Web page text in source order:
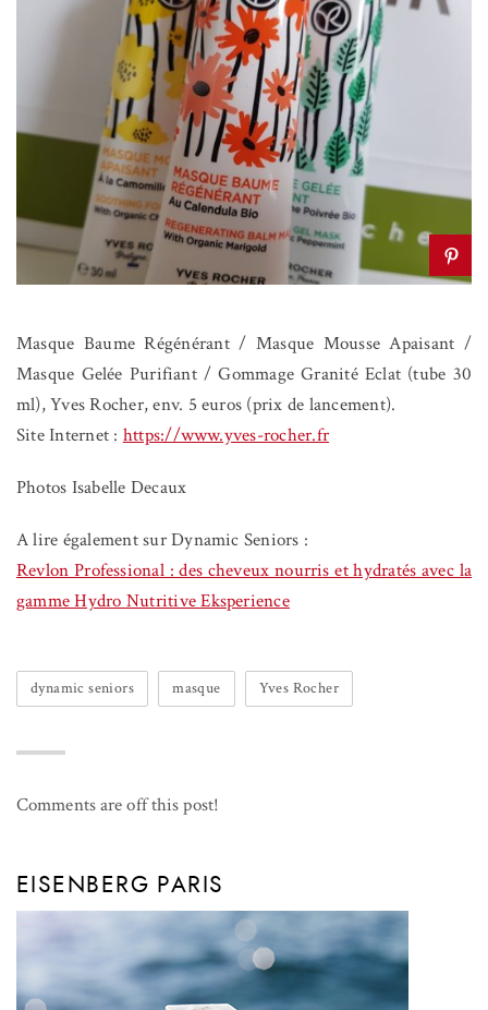
Masque Baume Régénérant / Masque Mousse Apaisant /
Masque Gelée Purifiant / Gommage Granité Eclat (tube 30
ml), Yves Rocher, env. 5 euros (prix de lancement).
Site Internet : https://www.yves-rocher.fr
Photos Isabelle Decaux
A lire également sur Dynamic Seniors :
Revlon Professional : des cheveux nourris et hydratés avec la
gamme Hydro Nutritive Eksperience
dynamic seniors masque Yves Rocher
Comments are off this post!
EISENBERG PARIS